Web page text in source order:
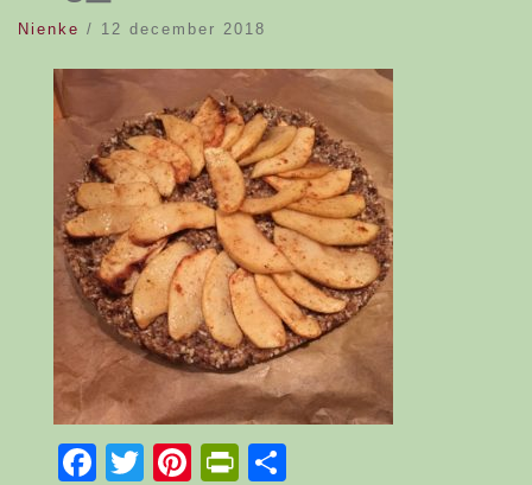
Nienke / 12 december 2018
Facebook
TwitterPinterest
PrintFriendly